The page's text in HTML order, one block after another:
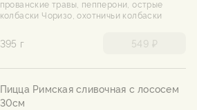
прованские травы, пепперони, острые
колбаски Чоризо, охотничьи колбаски
395 г 549 ₽
Пицца Римская сливочная с лососем
30см